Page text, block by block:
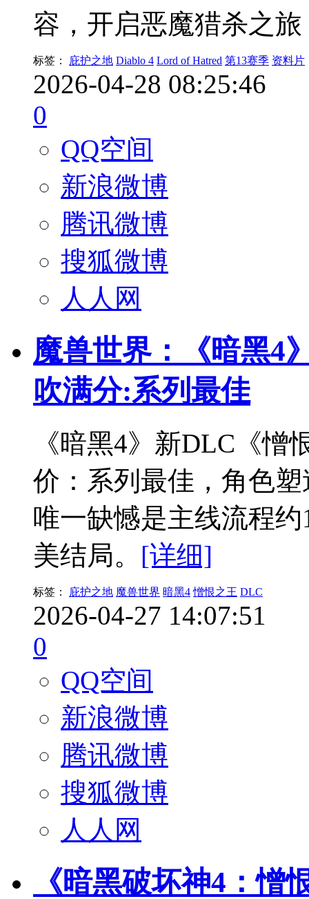
容，开启恶魔猎杀之旅
标签： 庇护之地 Diablo 4 Lord of Hatred 第13赛季 资料片
2026-04-28 08:25:46
0
QQ空间
新浪微博
腾讯微博
搜狐微博
人人网
魔兽世界：《暗黑4
吹满分:系列最佳
《暗黑4》新DLC《
价：系列最佳，角色
唯一缺憾是主线流程
美结局。 [详细]
标签： 庇护之地 魔兽世界 暗黑4 憎恨之王 DLC
2026-04-27 14:07:51
0
QQ空间
新浪微博
腾讯微博
搜狐微博
人人网
《暗黑破坏神4：憎